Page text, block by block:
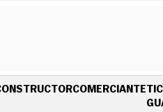
COMERCIANTE